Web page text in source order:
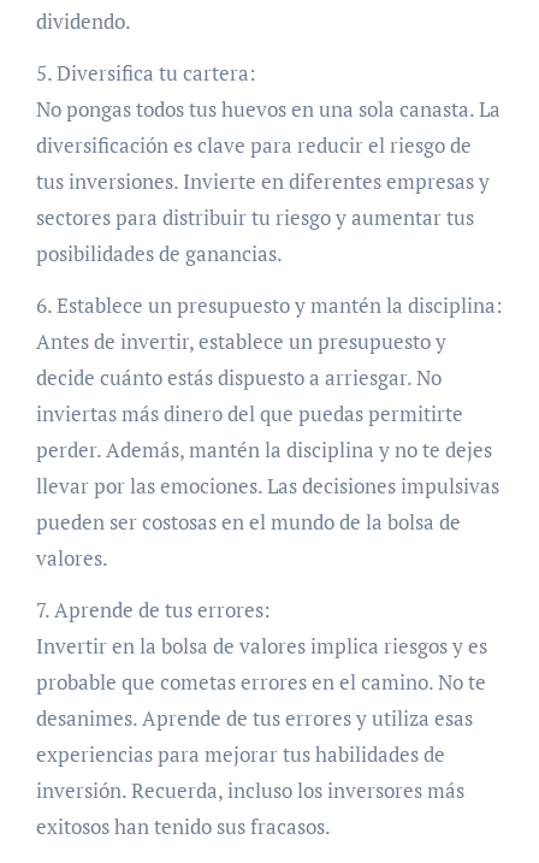
dividendo.
5. Diversifica tu cartera:
No pongas todos tus huevos en una sola canasta. La
diversificación es clave para reducir el riesgo de
tus inversiones. Invierte en diferentes empresas y
sectores para distribuir tu riesgo y aumentar tus
posibilidades de ganancias.
6. Establece un presupuesto y mantén la disciplina:
Antes de invertir, establece un presupuesto y
decide cuánto estás dispuesto a arriesgar. No
inviertas más dinero del que puedas permitirte
perder. Además, mantén la disciplina y no te dejes
llevar por las emociones. Las decisiones impulsivas
pueden ser costosas en el mundo de la bolsa de
valores.
7. Aprende de tus errores:
Invertir en la bolsa de valores implica riesgos y es
probable que cometas errores en el camino. No te
desanimes. Aprende de tus errores y utiliza esas
experiencias para mejorar tus habilidades de
inversión. Recuerda, incluso los inversores más
exitosos han tenido sus fracasos.